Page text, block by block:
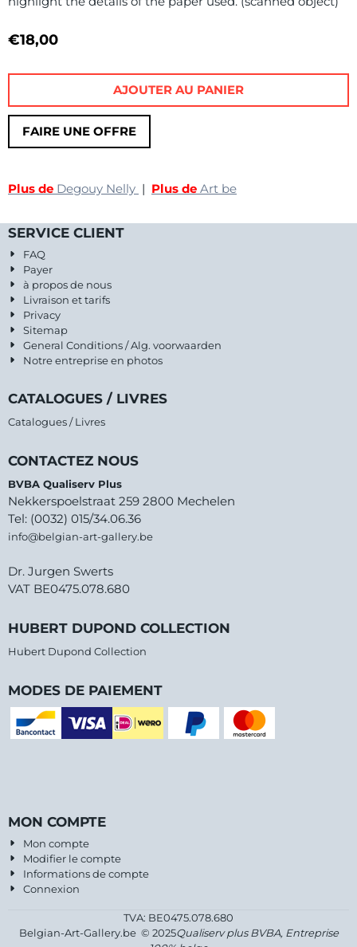
€18,00
FAIRE UNE OFFRE
AJOUTER AU PANIER
Plus de Degouy Nelly | Plus de Art be
SERVICE CLIENT
FAQ
Payer
à propos de nous
Livraison et tarifs
Privacy
Sitemap
General Conditions / Alg. voorwaarden
Notre entreprise en photos
CATALOGUES / LIVRES
Catalogues / Livres
CONTACTEZ NOUS
BVBA Qualiserv Plus
Nekkerspoelstraat 259 2800 Mechelen
Tel: (0032) 015/34.06.36
info@belgian-art-gallery.be
Dr. Jurgen Swerts
VAT BE0475.078.680
HUBERT DUPOND COLLECTION
Hubert Dupond Collection
MODES DE PAIEMENT
MON COMPTE
Mon compte
Modifier le compte
Informations de compte
Connexion
TVA: BE0475.078.680
Belgian-Art-Gallery.be © 2025Qualiserv plus BVBA, Entreprise